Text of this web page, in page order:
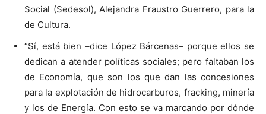
Social (Sedesol), Alejandra Fraustro Guerrero, para la
de Cultura.
“Sí, está bien –dice López Bárcenas– porque ellos se
dedican a atender políticas sociales; pero faltaban los
de Economía, que son los que dan las concesiones
para la explotación de hidrocarburos, fracking, minería
y los de Energía. Con esto se va marcando por dónde